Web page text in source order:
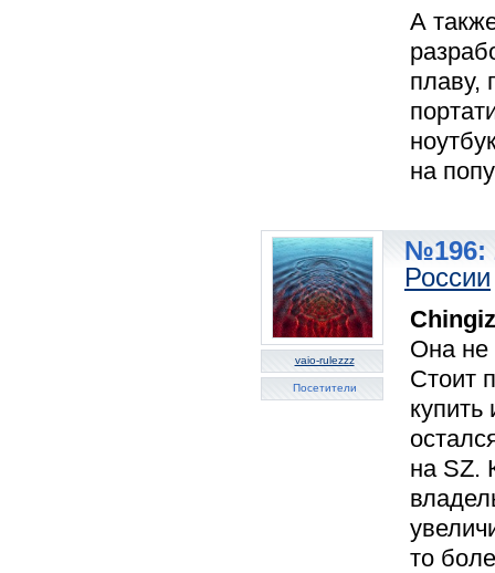
А
плаву,
на
vaio-rulezzz
Посетители
№196:
России
Chingiz
Она не
Стоит
на SZ.
то